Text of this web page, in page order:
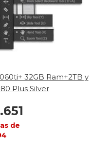
32GB Ram+2TB y
Plus Silver
de